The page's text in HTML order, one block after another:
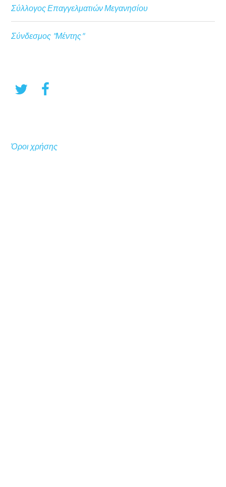
Σύλλογος Επαγγελματιών Μεγανησίου
Σύνδεσμος "Μέντης"
Όροι χρήσης